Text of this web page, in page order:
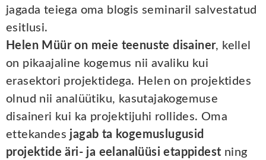
jagada teiega oma blogis seminaril salvestatud
esitlusi.
Helen Müür on meie teenuste disainer, kellel
on pikaajaline kogemus nii avaliku kui
erasektori projektidega. Helen on projektides
olnud nii analüütiku, kasutajakogemuse
disaineri kui ka projektijuhi rollides. Oma
ettekandes jagab ta kogemuslugusid
projektide äri- ja eelanalüüsi etappidest ning